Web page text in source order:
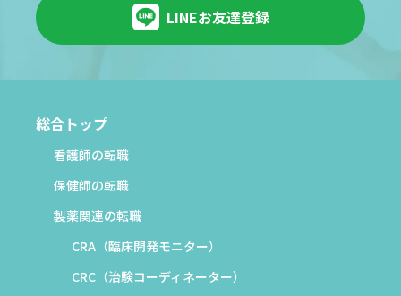
LINEお友達登録
総合トップ
看護師の転職
保健師の転職
製薬関連の転職
CRA（臨床開発モニター）
CRC（治験コーディネーター）